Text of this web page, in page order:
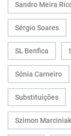
Sandro Meira
Sérgio Soares
SL Benfica
Sónia Carneiro
Substituições
Szimon Marciniak